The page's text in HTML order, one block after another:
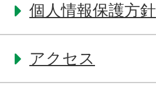
個人情報保護方針
アクセス